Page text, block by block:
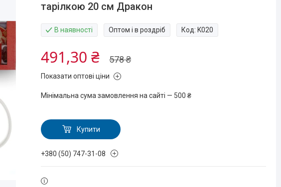
тарілкою 20 см Дракон
В наявності Оптом і в роздріб Код: K020
578 ₴
491,30 ₴
Показати оптові ціни
Мінімальна сума замовлення на сайті — 500 ₴
Купити
+380 (50) 747-31-08